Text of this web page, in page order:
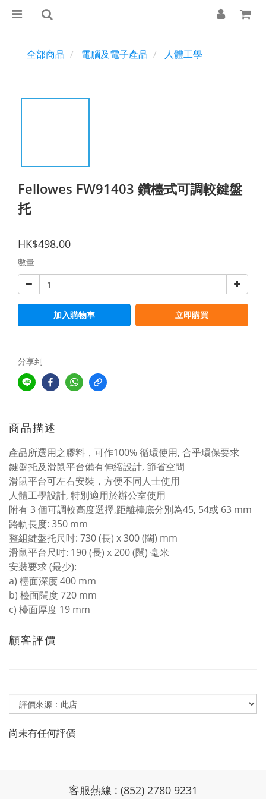
全部商品 電腦及電子產品 人體工學
Fellowes FW91403 鑽檯式可調較鍵盤
托
HK$498.00
數量
加入購物車 立即購買
分享到
商品描述
產品所選用之膠料，可作100% 循環使用, 合乎環保要求
鍵盤托及滑鼠平台備有伸縮設計, 節省空間
滑鼠平台可左右安裝，方便不同人士使用
人體工學設計, 特別適用於辦公室使用
附有 3 個可調較高度選擇,距離檯底分別為45, 54或 63 mm
路軌長度: 350 mm
整組鍵盤托尺吋: 730 (長) x 300 (闊) mm
滑鼠平台尺吋: 190 (長) x 200 (闊) 毫米
安裝要求 (最少):
a) 檯面深度 400 mm
b) 檯面闊度 720 mm
c) 檯面厚度 19 mm
顧客評價
尚未有任何評價
客服熱線 : (852) 2780 9231